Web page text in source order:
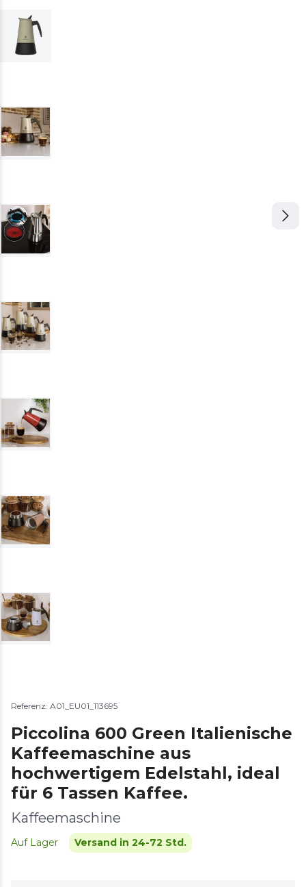
Referenz: A01_EU01_113695
Piccolina 600 Green Italienische
Kaffeemaschine aus
hochwertigem Edelstahl, ideal
für 6 Tassen Kaffee.
Kaffeemaschine
Auf Lager Versand in 24-72 Std.